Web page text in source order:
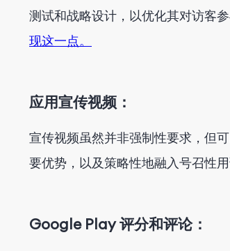
测试和战略设计，以优化其对访客
现这一点。
应用宣传视频：
宣传视频虽然并非强制性要求，但
要优势，以及策略性地融入号召性用
Google Play 评分和评论：